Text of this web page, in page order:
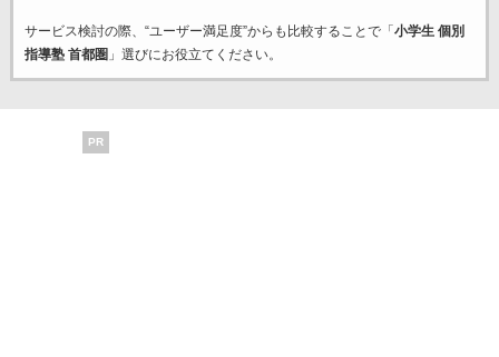
サービス検討の際、“ユーザー満足度”からも比較することで「 小学生 個別
指導塾 首都圏 」選びにお役立てください。
PR